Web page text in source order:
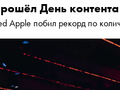
День
Apple побил рекорд по